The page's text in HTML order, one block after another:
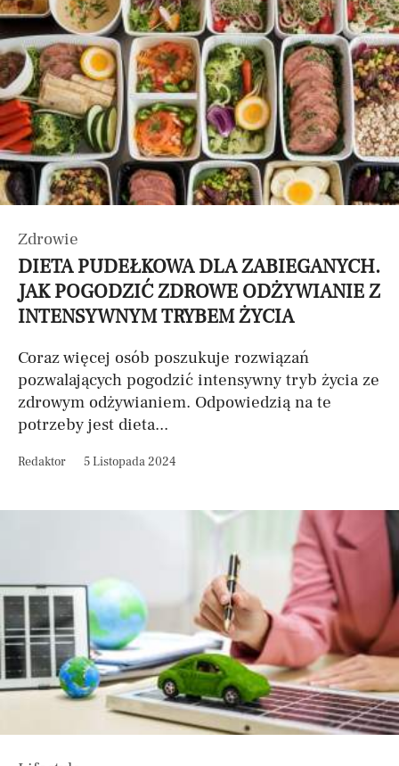
Zdrowie
DIETA PUDEŁKOWA DLA ZABIEGANYCH.
JAK POGODZIĆ ZDROWE ODŻYWIANIE Z
INTENSYWNYM TRYBEM ŻYCIA
Coraz więcej osób poszukuje rozwiązań
pozwalających pogodzić intensywny tryb życia ze
zdrowym odżywianiem. Odpowiedzią na te
potrzeby jest dieta...
Redaktor 5 Listopada 2024